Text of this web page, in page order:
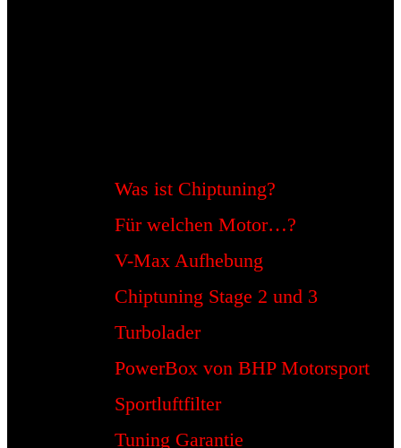
Was ist Chiptuning?
Für welchen Motor…?
V-Max Aufhebung
Chiptuning Stage 2 und 3
Turbolader
PowerBox von BHP Motorsport
Sportluftfilter
Tuning Garantie